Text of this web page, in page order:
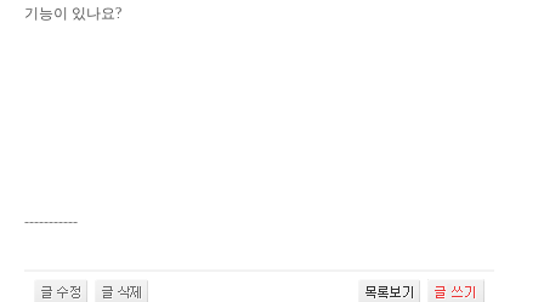
기능이 있나요?
-----------